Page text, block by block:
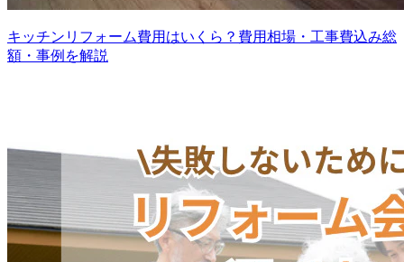
キッチンリフォーム費用はいくら？費用相場・工事費込み総
額・事例を解説